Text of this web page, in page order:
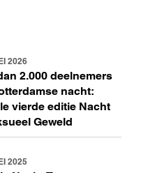
2026
2.000 deelnemers
nacht:
vierde editie Nacht
Geweld
2025